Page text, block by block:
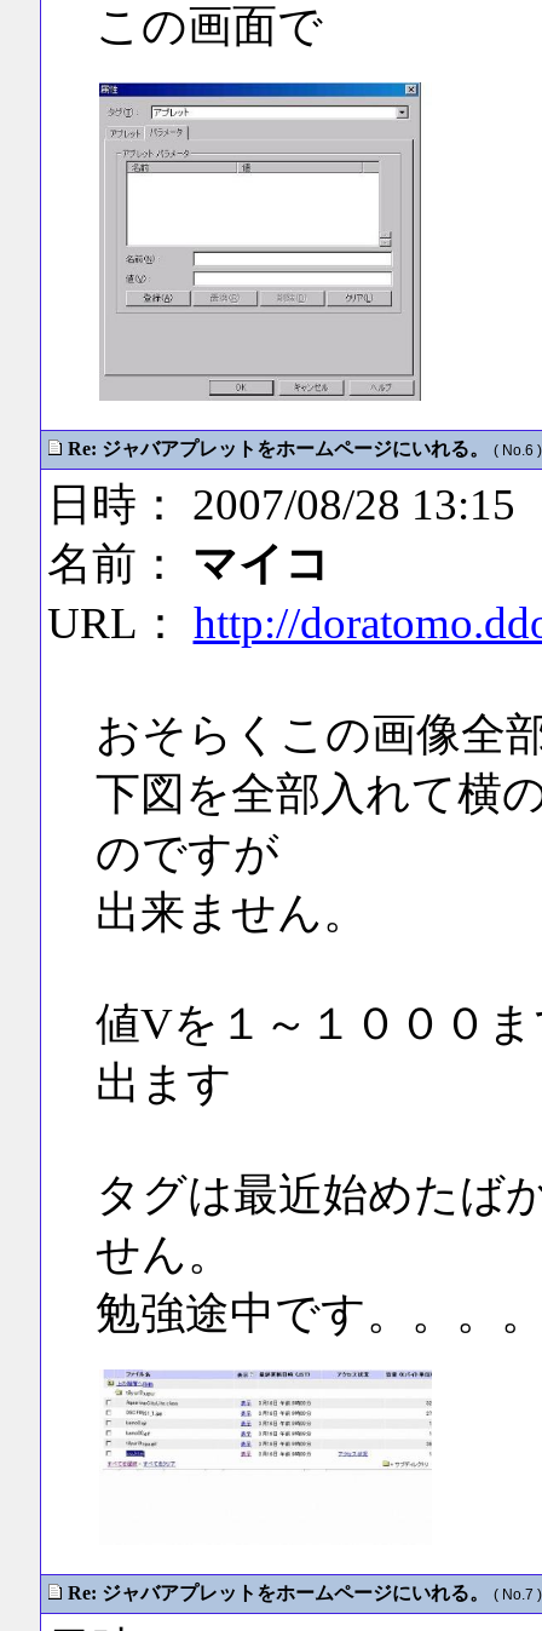
この画面で
Re: ジャバアプレットをホームページにいれる。 ( No.6 )
日時： 2007/08/28 13:15
名前： マイコ
URL： http://
おそらくこの画像全
下図を全部入れて横
のですが
出来ません。
値Vを１～１０００
出ます
タグは最近始めたば
せん。
勉強途中です。。。
Re: ジャバアプレットをホームページにいれる。 ( No.7 )